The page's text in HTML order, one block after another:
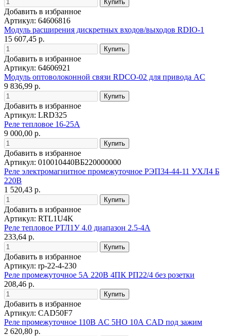
Добавить в избранное
Артикул: 64606816
Модуль расширения дискретных входов/выходов RDIO-1
15 607,45 р.
Добавить в избранное
Артикул: 64606921
Модуль оптоволоконной связи RDCO-02 для привода AC
9 836,99 р.
Добавить в избранное
Артикул: LRD325
Реле тепловое 16-25А
9 000,00 р.
Добавить в избранное
Артикул: 010010440ВБ220000000
Реле электромагнитное промежуточное РЭП34-44-11 УХЛ4 Б
220В
1 520,43 р.
Добавить в избранное
Артикул: RTL1U4K
Реле тепловое РТЛ1У 4.0 диапазон 2.5-4А
233,64 р.
Добавить в избранное
Артикул: rp-22-4-230
Реле промежуточное 5А 220В 4ПК РП22/4 без розетки
208,46 р.
Добавить в избранное
Артикул: CAD50F7
Реле промежуточное 110В AC 5НО 10А CAD под зажим
2 620,80 р.